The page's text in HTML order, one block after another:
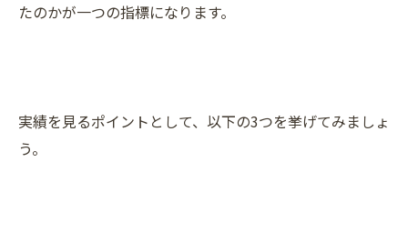
たのかが一つの指標になります。
実績を見るポイントとして、以下の3つを挙げてみましょ
う。